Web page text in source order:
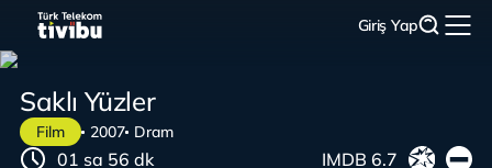
Giriş Yap
Film 2007 Dram
Saklı Yüzler
01 sa 56 dk IMDB 6.7